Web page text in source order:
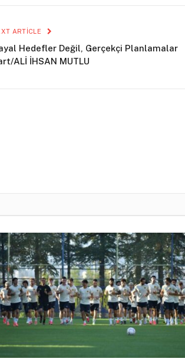
ARTICLE
Hedefler Değil, Gerçekçi Planlamalar
ALİ İHSAN MUTLU